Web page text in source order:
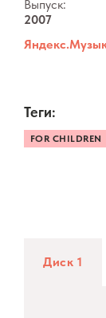
Выпуск:
2007
Теги:
FOR CHILDREN
Диск 1